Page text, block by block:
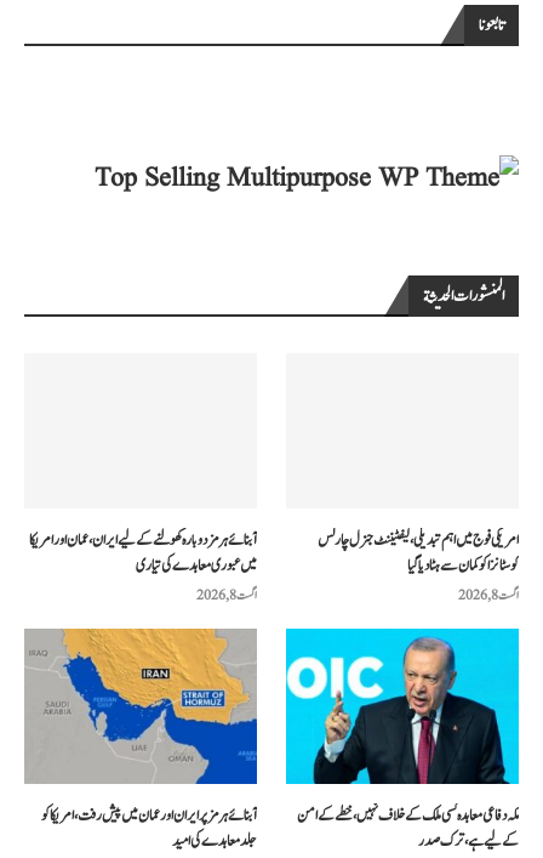
تابعونا
المنشورات الحديثة
آبنائے ہرمز دوبارہ کھولنے کے لیے ایران، عمان اور امریکا
میں عبوری معاہدے کی تیاری
اگست 8, 2026
امریکی فوج میں اہم تبدیلی، لیفٹیننٹ جنرل چارلس
کوسٹانزا کو کمان سے ہٹا دیا گیا
اگست 8, 2026
آبنائے ہرمز پر ایران اور عمان میں پیش رفت، امریکا کو
جلد معاہدے کی امید
مکہ دفاعی معاہدہ کسی ملک کے خلاف نہیں، خطے کے امن
کے لیے ہے، ترک صدر